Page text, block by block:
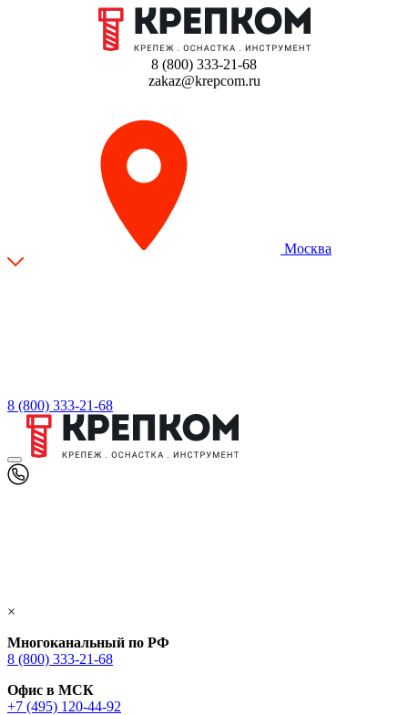
8 (800) 333-21-68
zakaz@krepcom.ru
Москва
8 (800) 333-21-68
×
Многоканальный по РФ
8 (800) 333‑21-68
Офис в МСК
+7 (495) 120-44-92